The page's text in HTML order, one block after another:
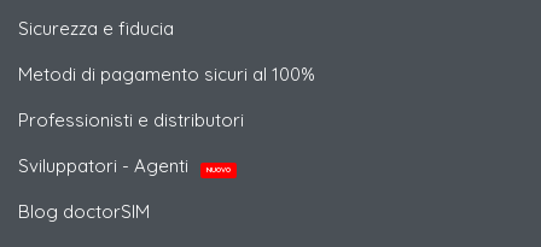
Sicurezza e fiducia
Metodi di pagamento sicuri al 100%
Professionisti e distributori
Sviluppatori - Agenti
NUOVO
Blog doctorSIM